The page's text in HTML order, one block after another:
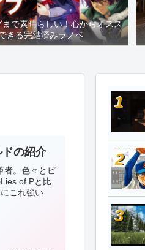
まで素晴らしい！心からオスス
きる完結済みラノベ
ドの紹介
者。色々とビ
of Pと比
これ強い